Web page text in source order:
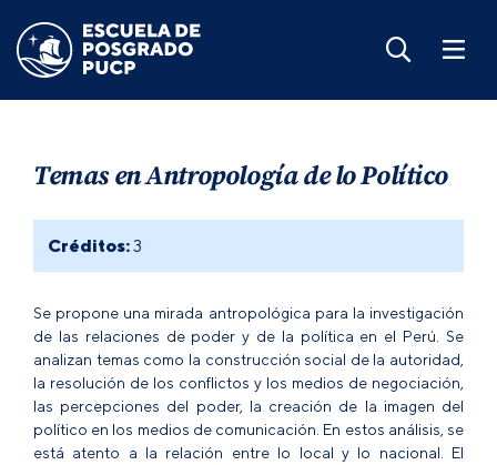
Temas en Antropología de lo Político
Créditos:3
Se propone una mirada antropológica para la investigación
de las relaciones de poder y de la política en el Perú. Se
analizan temas como la construcción social de la autoridad,
la resolución de los conflictos y los medios de negociación,
las percepciones del poder, la creación de la imagen del
político en los medios de comunicación. En estos análisis, se
está atento a la relación entre lo local y lo nacional. El